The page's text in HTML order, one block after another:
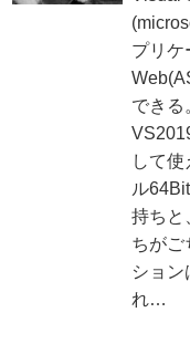
プリケ
できる
して
ル
持ちと
ちがご
ション
れ…